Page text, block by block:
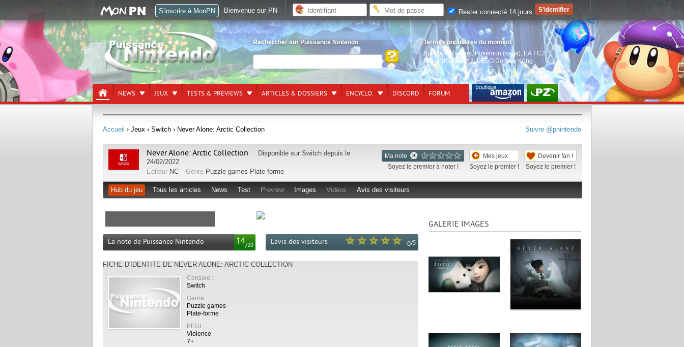
Rechercher sur Puissance Nintendo
Termes populaires du moment
Splatoon Raiders, Pokémon (saga) EA FC27,
Nintendo Switch 2,LEGO Donkey Kong
NEWS JEUX TESTS & PREVIEWS ARTICLES & DOSSIERS ENCYCLO. DISCORD FORUM
Suivre @pnintendo
Accueil › Jeux › Switch › Never Alone: Arctic Collection
Ma note
Soyez le premier à noter !
Mes jeux
Soyez le premier !
Devenir fan !
Soyez le premier !
Never Alone: Arctic Collection Disponible sur Switch depuis le
24/02/2022
Editeur NC Genre Puzzle games Plate-forme
Hub du jeu Tous les articles News Test Preview Images Vidéos Avis des visiteurs
À LIRE :
›Test
14/20
La note de Puissance Nintendo 0/5
L'avis des visiteurs
FICHE D'IDENTITÉ DE NEVER ALONE: ARCTIC COLLECTION
Console :
Switch
Genre :
Puzzle games
Plate-forme
PEGI :
Violence
7+
GALERIE IMAGES
S'inscrire à MonPN Bienvenue sur PN Rester connecté 14 jours